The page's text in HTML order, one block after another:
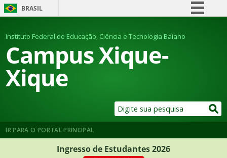
BRASIL
Comunica BR
Participe
Instituto Federal de Educação, Ciência e Tecnologia Baiano
Campus Xique-
Xique
IR PARA O PORTAL PRINCIPAL
Ingresso de Estudantes 2026